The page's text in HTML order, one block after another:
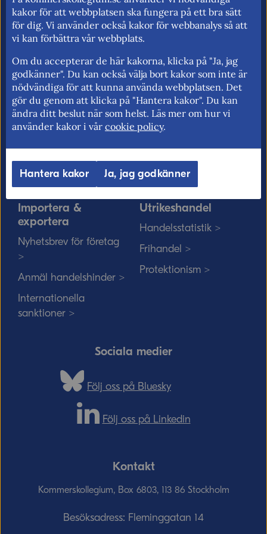
för fri rörlighet på EU:s inre marknad.
Kommerskollegium
Jobba hos oss >
Sök medarbetare >
Vårt uppdrag på
minoritetsspråk och
teckenspråk >
EU-rätten
Utan personnummer i
Sverige >
Solvit löser problem i EU
Myndigheter, kommuner
och EU-rätten >
Importera &
exportera
Nyhetsbrev för företag
>
Anmäl handelshinder >
Internationella
sanktioner >
Utrikeshandel
Handelsstatistik >
Frihandel >
Protektionism >
Sociala medier
Följ oss på Bluesky
Följ oss på Linkedin
Kontakt
Kommerskollegium, Box 6803, 113 86 Stockholm
Besöksadress: Fleminggatan 14
kakor för att webbplatsen ska fungera på ett bra sätt
för dig. Vi använder också kakor för webbanalys så att
vi kan förbättra vår webbplats.
Om du accepterar de här kakorna, klicka på "Ja, jag
godkänner". Du kan också välja bort kakor som inte är
nödvändiga för att kunna använda webbplatsen. Det
gör du genom att klicka på "Hantera kakor". Du kan
ändra ditt beslut när som helst. Läs mer om hur vi
använder kakor i vår cookie policy.
Hantera kakor Ja, jag godkänner